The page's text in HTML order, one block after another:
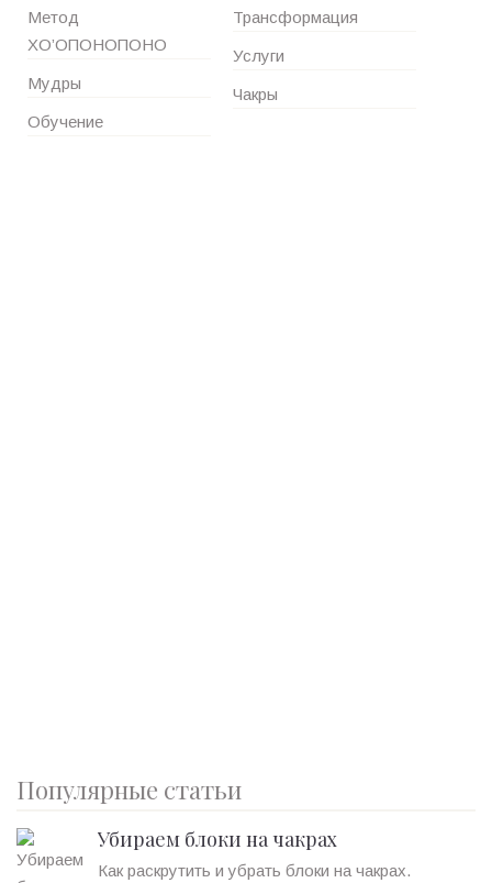
Метод
ХО’ОПОНОПОНО
Мудры
Обучение
Трансформация
Услуги
Чакры
Популярные статьи
Убираем блоки на чакрах
Как раскрутить и убрать блоки на чакрах.